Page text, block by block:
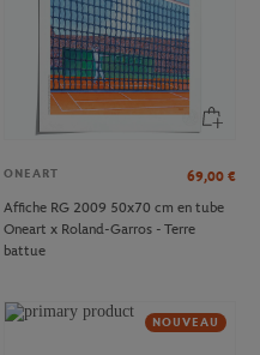
ONEART 69,00 €
Affiche RG 2009 50x70 cm en tube
Oneart x Roland-Garros - Terre
battue
NOUVEAU